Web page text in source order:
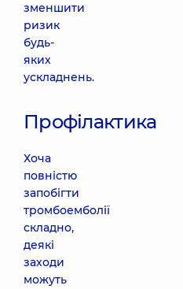
зменшити
ризик
будь-
яких
ускладнень.
Профілактика
Хоча
повністю
запобігти
тромбоемболії
складно,
деякі
заходи
можуть